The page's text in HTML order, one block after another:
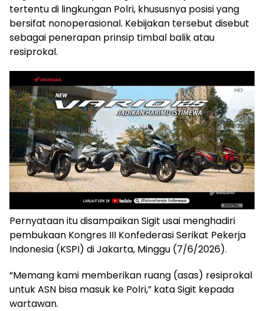
tertentu di lingkungan Polri, khususnya posisi yang
bersifat nonoperasional. Kebijakan tersebut disebut
sebagai penerapan prinsip timbal balik atau
resiprokal.
Pernyataan itu disampaikan Sigit usai menghadiri
pembukaan Kongres III Konfederasi Serikat Pekerja
Indonesia (KSPI) di Jakarta, Minggu (7/6/2026).
“Memang kami memberikan ruang (asas) resiprokal
untuk ASN bisa masuk ke Polri,” kata Sigit kepada
wartawan.